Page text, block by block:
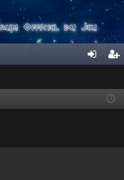
cri